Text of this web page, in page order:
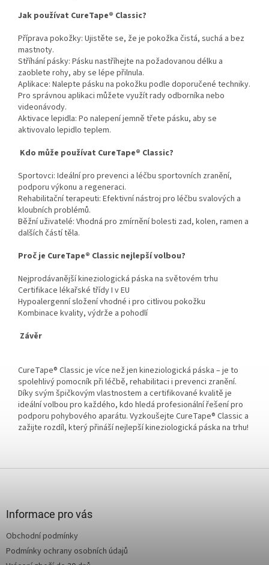
Jak používat CureTape® Classic?
Příprava pokožky: Ujistěte se, že je pokožka čistá, suchá a bez
mastnoty.
Stříhání pásky: Pásku nastříhejte na požadovanou délku a
zaoblete rohy, aby se lépe přilnula.
Aplikace: Nalepte pásku na pokožku podle doporučené techniky.
Pro správnou aplikaci můžete využít rady odborníka nebo
videonávody.
Aktivace lepidla: Po nalepení jemně třete pásku, aby se
aktivovalo lepidlo teplem.
Kdo může používat CureTape® Classic?
Sportovci: Ideální pro prevenci a léčbu sportovních zranění,
podporu výkonu a regeneraci.
Rehabilitační terapeuti: Efektivní nástroj pro léčbu svalových a
kloubních problémů.
Běžní uživatelé: Vhodná pro zmírnění bolesti zad, kolen, ramen a
dalších částí těla.
Proč je CureTape® Classic nejlepší volbou?
Nejprodávanější kineziologická páska na světovém trhu
Certifikace lékařské třídy I v EU
Hypoalergenní složení vhodné i pro citlivou pokožku
Kombinace kvality, výdrže a pohodlí
Závěr
CureTape® Classic je více než jen kineziologická páska – je to
spolehlivý pomocník při léčbě, rehabilitaci i prevenci zranění.
Díky svým špičkovým vlastnostem a certifikované kvalitě je
ideální volbou pro každého, kdo hledá profesionální řešení pro
podporu pohybového aparátu. Vyzkoušejte CureTape® Classic a
zažijte rozdíl, který přináší nejlepší kineziologická páska na trhu!
Informace pro vás
Obchodní podmínky
Podmínky ochrany osobních údajů